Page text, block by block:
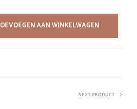
AAN WINKELWAGEN
NEXT PRODUCT